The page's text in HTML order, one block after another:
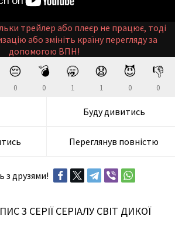
трейлер або плеєр не працює, тоді
або змініть країну перегляду за
допомогою ВПН!
😔
0
💣
0
🥱
1
😧
1
😈
0
👎
0
Буду дивитись
Переглянув повністю
з друзями!
3 СЕРІЇ СЕРІАЛУ СВІТ ДИКОЇ